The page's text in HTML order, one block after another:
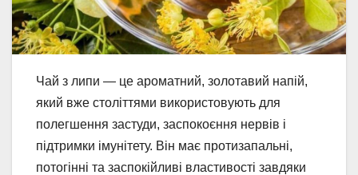
Чай з липи — це ароматний, золотавий напій,
який вже століттями використовують для
полегшення застуди, заспокоєння нервів і
підтримки імунітету. Він має протизапальні,
потогінні та заспокійливі властивості завдяки